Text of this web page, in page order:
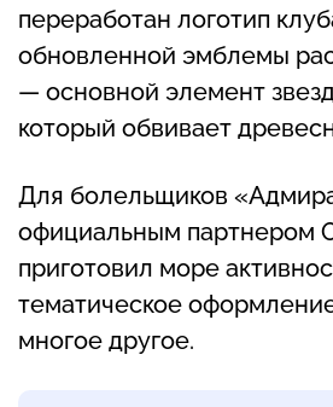
переработан логотип
обновленной эмблемы
— основной элемент
который обвивает
Для болельщиков
официальным партнером
приготовил море
тематическое
многое другое.